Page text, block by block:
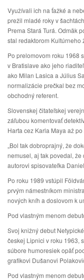
Využívali ich na ťažké a
prežil mladé roky v
Prema Stará Turá. Odmäk
stal redaktorom Kultúrneho
Po prelomovom roku 1968
v Bratislave ako jeho
ako Milan Lasica a Július
normalizácie prečkal bez
obchodný referent.
Slovenskej čitateľskej
záľubou komentovať
Harta cez Karla Maya až
„Bol tak dobroprajný, že
nemusel, aj tak povedal,
autorovi spisovateľka
Po roku 1989 vstúpil
prvým námestníkom
nových kníh a doslovom k
Pod vlastným menom
Svoj knižný debut
českej Lipnici v roku 1963,
súbore humoresiek opäť
grafikovi Dušanovi
Pod vlastným menom